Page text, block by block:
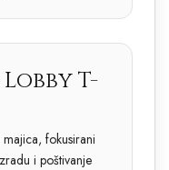
T-
fokusirani
i poštivanje